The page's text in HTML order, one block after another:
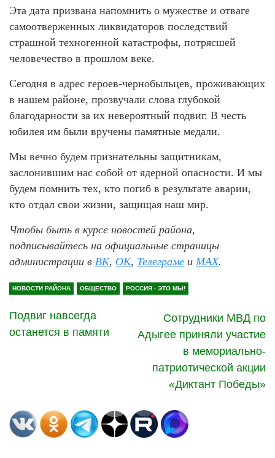
Эта дата призвана напомнить о мужестве и отваге
самоотверженных ликвидаторов последствий
страшной техногенной катастрофы, потрясшей
человечество в прошлом веке.
Сегодня в адрес героев-чернобыльцев, проживающих
в нашем районе, прозвучали слова глубокой
благодарности за их невероятный подвиг. В честь
юбилея им были вручены памятные медали.
Мы вечно будем признательны защитникам,
заслонившим нас собой от ядерной опасности. И мы
будем помнить тех, кто погиб в результате аварии,
кто отдал свои жизни, защищая наш мир.
Чтобы быть в курсе новостей района,
подписывайтесь на официальные страницы
администрации в ВК, ОК, Телеграме и MAX.
НОВОСТИ РАЙОНА ОБЩЕСТВО РОССИЯ - ЭТО МЫ!
Подвиг навсегда
останется в памяти
Сотрудники МВД по
Адыгее приняли участие
в мемориально-
патриотической акции
«Диктант Победы»